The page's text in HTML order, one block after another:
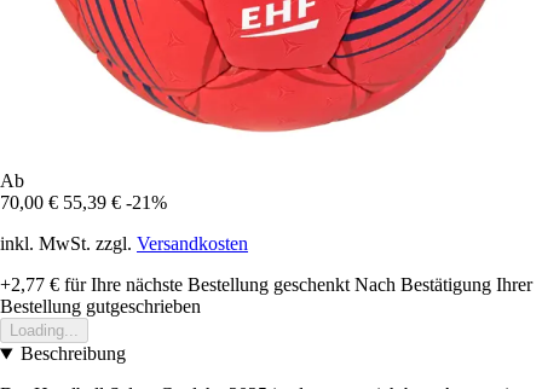
Ab
70,00 € 55,39 € -21%
inkl. MwSt. zzgl. Versandkosten
+2,77 € für Ihre nächste Bestellung geschenkt Nach Bestätigung Ihrer
Bestellung gutgeschrieben
Loading...
Beschreibung